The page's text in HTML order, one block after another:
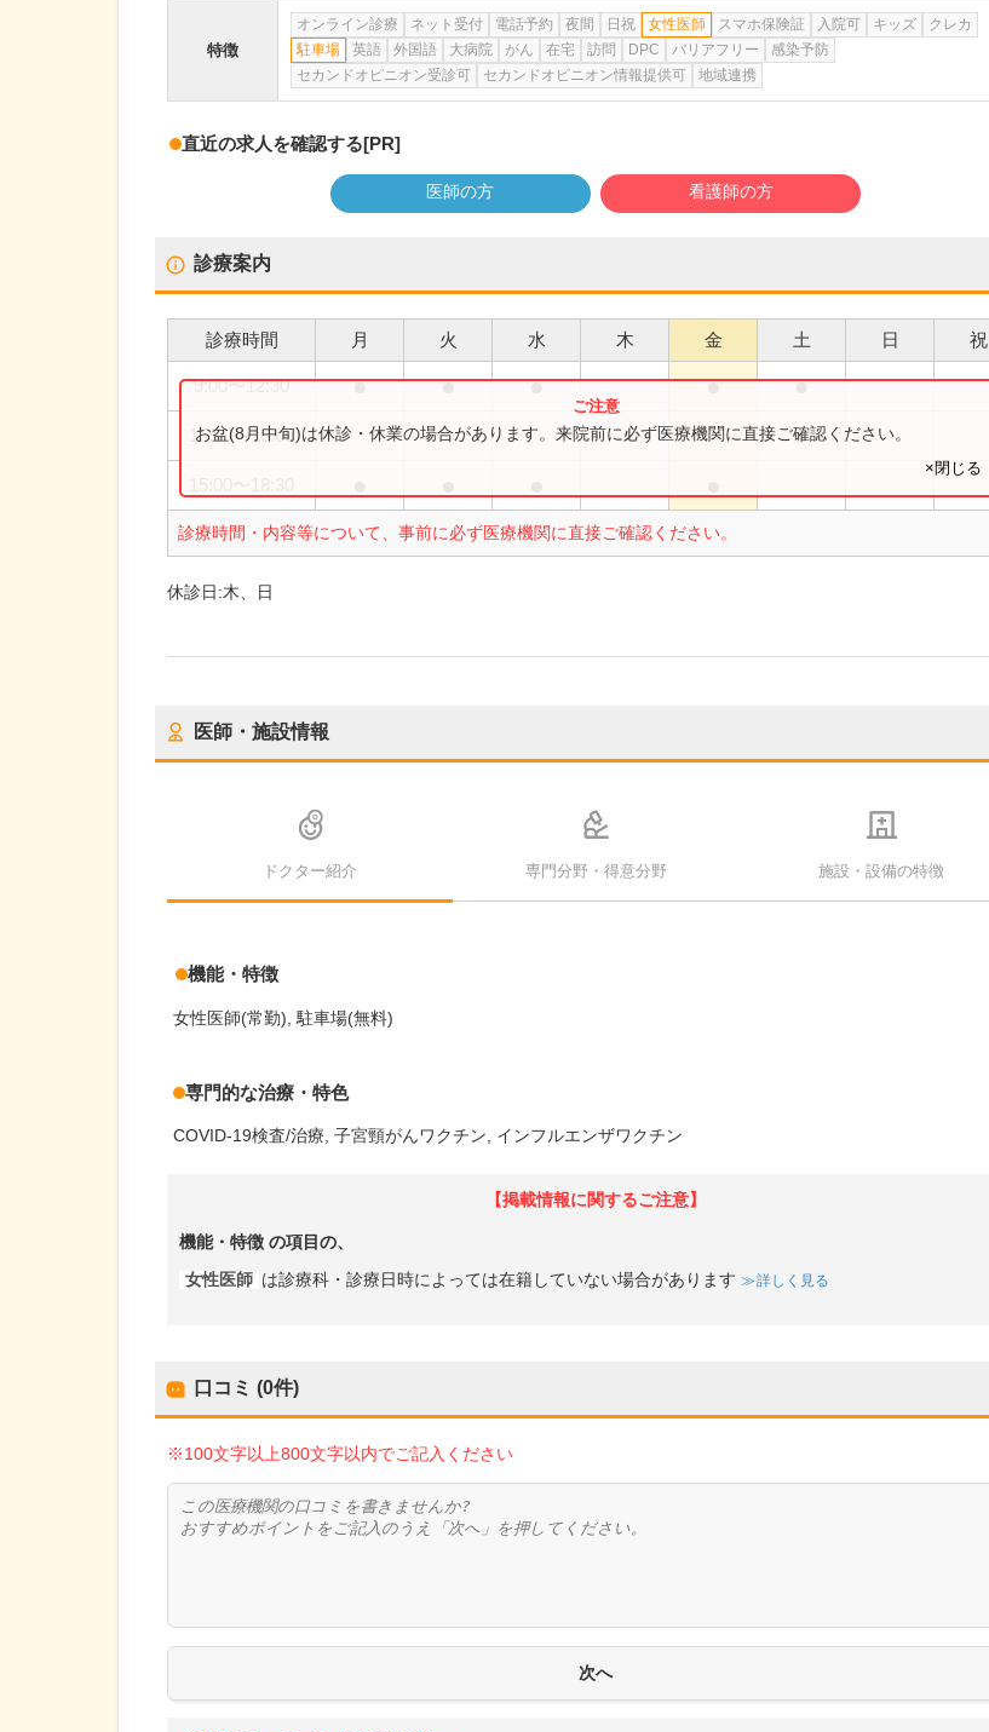
特徴
オンライン診療 ネット受付 電話予約 夜間 日祝 女性医師 スマホ保険証 入院可 キッズ
クレカ
駐車場
英語 外国語 大病院 がん 在宅 訪問 DPC バリアフリー
感染予防
セカンドオピニオン受診可
セカンドオピニオン情報提供可 地域連携
直近の求人を確認する[PR]
医師の方 看護師の方
診療案内
診療時間 月 火 水 木 金 土 日 祝
9:00〜12:30 ● ● ● ● ●
15:00〜18:00 ●
診療時間・内容等について、事前に必ず医療機関に直接ご確認ください。
お盆(8月中旬)は休診・休業の場合があります。来院前に必ず医療機関に直接ご確認ください。
×閉じる
休診日:木、日
医師・施設情報
ドクター紹介 専門分野・得意分野 施設・設備の特徴
機能・特徴
女性医師(常勤) 駐車場(無料)
専門的な治療・特色
COVID-19検査/治療 子宮頸がんワクチン インフルエンザワクチン
【掲載情報に関するご注意】
機能・特徴 の項目の、
女性医師 は診療科・診療日時によっては在籍していない場合があります 詳しく見る
口コミ (0件)
※100文字以上800文字以内でご記入ください